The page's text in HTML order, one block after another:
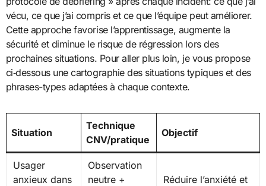
vécu, ce que j’ai compris et ce que l’équipe peut améliorer.
Cette approche favorise l’apprentissage, augmente la
sécurité et diminue le risque de régression lors des
prochaines situations. Pour aller plus loin, je vous propose
ci‑dessous une cartographie des situations typiques et des
phrases-types adaptées à chaque contexte.
Situation
Technique
CNV/pratique
Objectif
Usager
anxieux dans
Observation
neutre +
Réduire l’anxiété et